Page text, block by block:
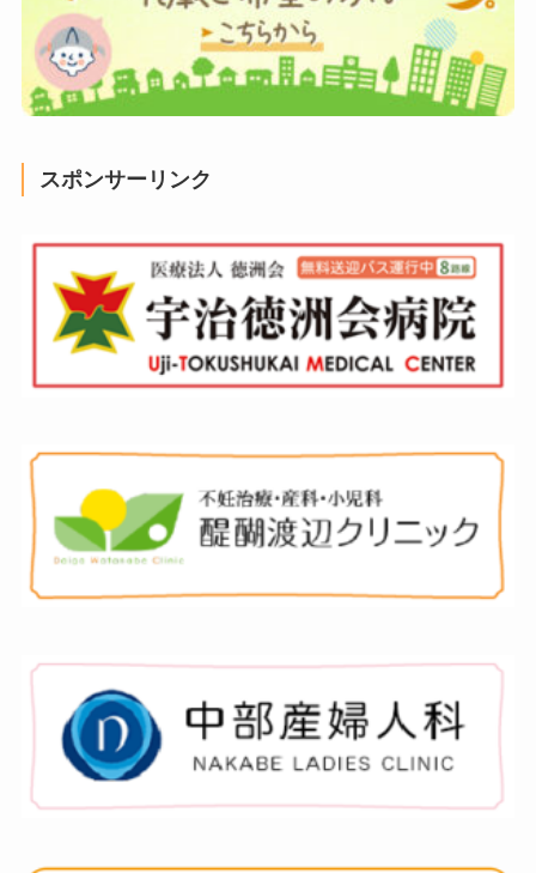
スポンサーリンク